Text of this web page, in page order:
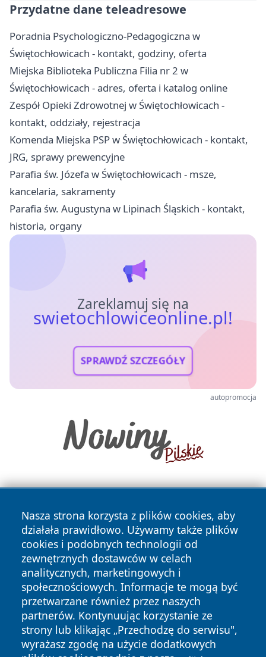
Przydatne dane teleadresowe
Poradnia Psychologiczno-Pedagogiczna w
Świętochłowicach - kontakt, godziny, oferta
Miejska Biblioteka Publiczna Filia nr 2 w
Świętochłowicach - adres, oferta i katalog online
Zespół Opieki Zdrowotnej w Świętochłowicach -
kontakt, oddziały, rejestracja
Komenda Miejska PSP w Świętochłowicach - kontakt,
JRG, sprawy prewencyjne
Parafia św. Józefa w Świętochłowicach - msze,
kancelaria, sakramenty
Parafia św. Augustyna w Lipinach Śląskich - kontakt,
historia, organy
Zareklamuj się na
swietochlowiceonline.pl!
SPRAWDŹ SZCZEGÓŁY
autopromocja
Nasza strona korzysta z plików cookies, aby
działała prawidłowo. Używamy także plików
cookies i podobnych technologii od
zewnętrznych dostawców w celach
analitycznych, marketingowych i
społecznościowych. Informacje te mogą być
przetwarzane również przez naszych
partnerów. Kontynuując korzystanie ze
strony lub klikając „Przechodzę do serwisu",
wyrażasz zgodę na użycie dodatkowych
Copyright © 2026 swietochlowiceonline.pl Wszystkie prawa
zastrzeżone.
News Autorzy
Polityka
Prywatności
Polityka
Cookies